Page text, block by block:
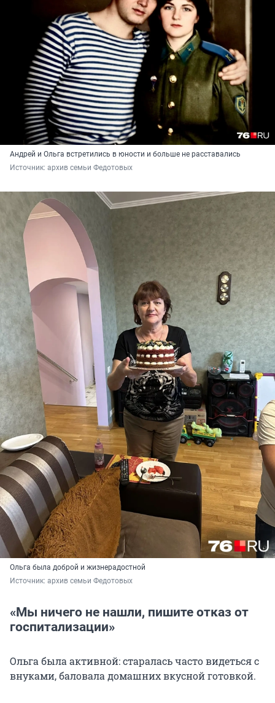
Андрей и Ольга встретились в юности и больше не расставались
Источник: архив семьи Федотовых
Ольга была доброй и жизнерадостной
Источник: архив семьи Федотовых
«Мы ничего не нашли, пишите отказ от
госпитализации»
Ольга была активной: старалась часто видеться с
внуками, баловала домашних вкусной готовкой.